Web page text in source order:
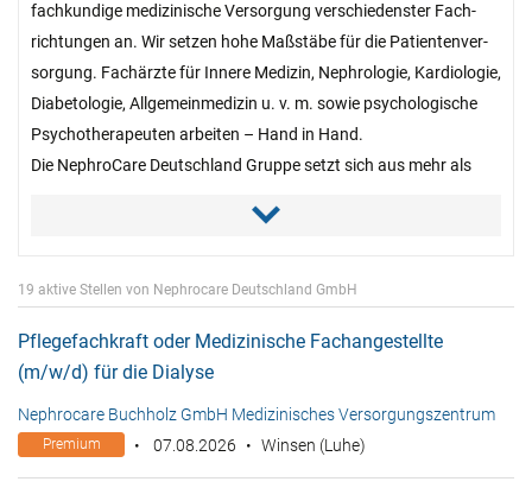
fach­kundige medi­zinische Ver­sorgung ver­schie­den­ster Fach­
richtungen an. Wir setzen hohe Maßstäbe für die Patien­ten­ver­
sorgung. Fach­ärzte für Innere Medizin, Nephro­logie, Kardio­logie,
Dia­beto­logie, Allge­mein­medizin u. v. m. sowie psycho­logische
Psy­cho­thera­peuten arbeiten – Hand in Hand.
Die NephroCare Deutschland Gruppe setzt sich aus mehr als
Fach­kräften zusam­men, welche sich um das Wohl der Patienten
19 aktive Stellen von Nephrocare Deutschland GmbH
Pflegefachkraft oder Medizinische Fachangestellte
(m/w/d) für die Dialyse
Nephrocare Buchholz GmbH Medizinisches Versorgungszentrum
Premium 07.08.2026 Winsen (Luhe)